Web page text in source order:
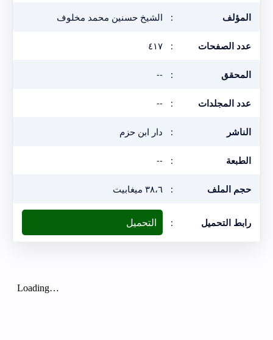
المؤلف : الشيخ حسنين محمد مخلوف
عدد الصفحات : ٤١٧
المحقق :
--
عدد المجلدات :
--
الناشر : دار ابن حزم
الطبعة :
--
حجم الملف : ٣٨،٦ ميغابيت
رابط التحميل : التحميل